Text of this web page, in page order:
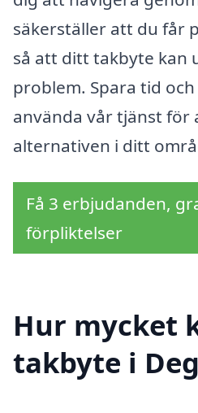
säkerställer att du får
så att ditt takbyte kan
problem. Spara tid
använda vår tjänst för
alternativen i ditt
Få 3 erbjudanden,
förpliktelser
Hur mycket
takbyte i